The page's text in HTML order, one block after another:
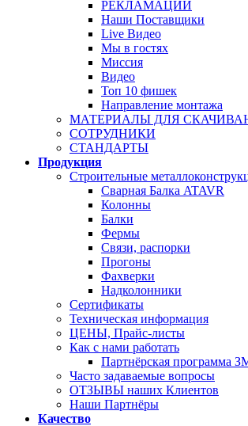
РЕКЛАМАЦИИ
Наши Поставщики
Live Видео
Мы в гостях
Миссия
Видео
Топ 10 фишек
Направление монтажа
МАТЕРИАЛЫ ДЛЯ
СОТРУДНИКИ
СТАНДАРТЫ
Продукция
Строительные
Сварная Балка ATAVR
Колонны
Балки
Фермы
Связи, распорки
Прогоны
Фахверки
Надколонники
Сертификаты
Техническая информация
ЦЕНЫ, Прайс-листы
Как с нами работать
Партнёрская программа
Часто задаваемые вопросы
ОТЗЫВЫ наших Клиентов
Наши Партнёры
Качество